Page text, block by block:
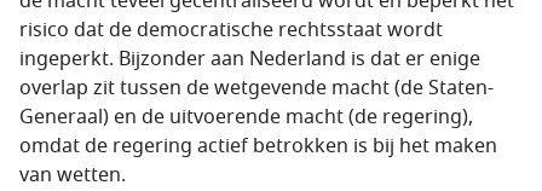
risico dat de democratische rechtsstaat wordt
ingeperkt. Bijzonder aan Nederland is dat er enige
overlap zit tussen de wetgevende macht (de Staten-
Generaal) en de uitvoerende macht (de regering),
omdat de regering actief betrokken is bij het maken
van wetten.